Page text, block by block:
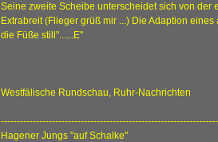
Seine zweite Scheibe unterscheidet sich von
Extrabreit (Flieger grüß mir ...) Die Adaption
die Füße still"......E"
Westfälische Rundschau, Ruhr-Nachrichten
Hagener Jungs "auf Schalke"